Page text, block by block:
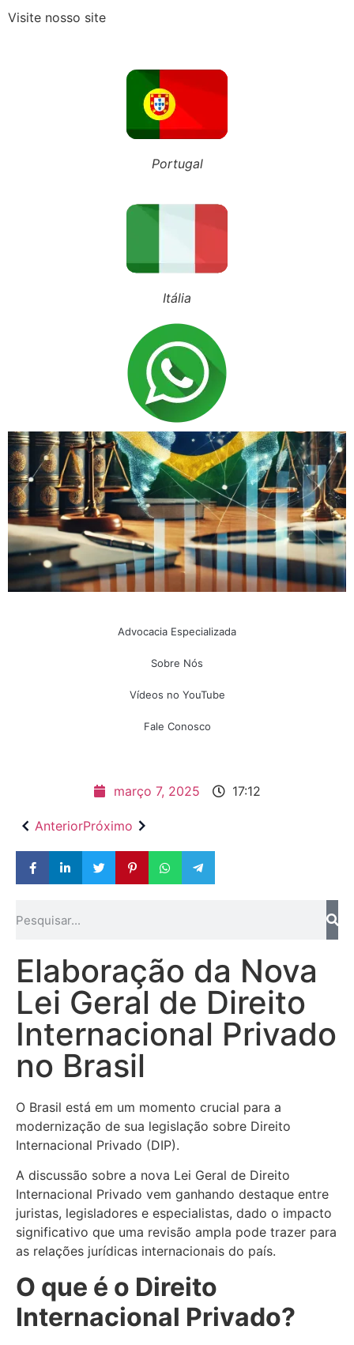
Siga nosso Tiktok
Advocacia Especializada
Sobre Nós
Vídeos no YouTube
Fale Conosco
março 7, 2025 17:12
AnteriorPróximo
Elaboração da Nova
Lei Geral de Direito
Internacional Privado
no Brasil
O Brasil está em um momento crucial para a
modernização de sua legislação sobre Direito
Internacional Privado (DIP).
A discussão sobre a nova Lei Geral de Direito
Internacional Privado vem ganhando destaque entre
juristas, legisladores e especialistas, dado o impacto
significativo que uma revisão ampla pode trazer para
as relações jurídicas internacionais do país.
O que é o Direito
Internacional Privado?
Visite nosso site
Portugal
Itália